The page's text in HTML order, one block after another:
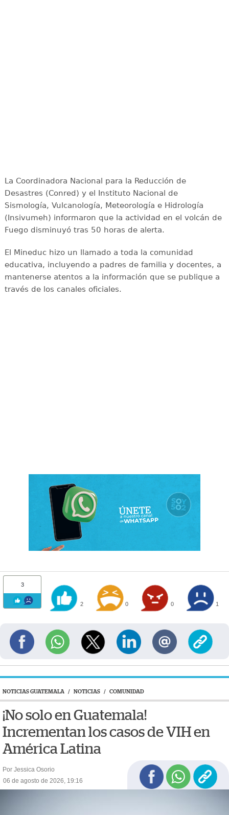
La Coordinadora Nacional para la Reducción de
Desastres (Conred) y el Instituto Nacional de
Sismología, Vulcanología, Meteorología e Hidrología
(Insivumeh) informaron que la actividad en el volcán de
Fuego disminuyó tras 50 horas de alerta.
El Mineduc hizo un llamado a toda la comunidad
educativa, incluyendo a padres de familia y docentes, a
mantenerse atentos a la información que se publique a
través de los canales oficiales.
3
2 0 0 1
NOTICIAS GUATEMALA / NOTICIAS / COMUNIDAD
¡No solo en Guatemala!
Incrementan los casos de VIH en
América Latina
Por Jessica Osorio
06 de agosto de 2026, 19:16